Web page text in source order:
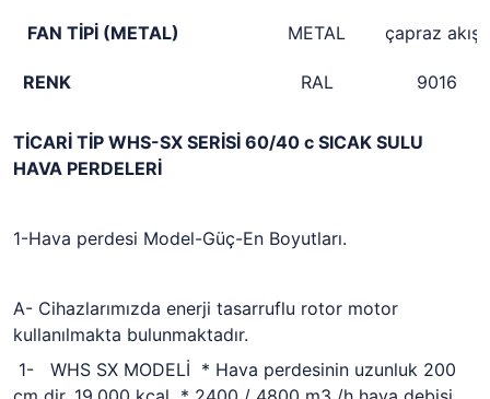
FAN TİPİ (METAL) METAL çapraz akışlı
RENK RAL 9016
TİCARİ TİP WHS-SX SERİSİ 60/40 c SICAK SULU
HAVA PERDELERİ
1-Hava perdesi Model-Güç-En Boyutları.
A- Cihazlarımızda enerji tasarruflu rotor motor
kullanılmakta bulunmaktadır.
1- WHS SX MODELİ * Hava perdesinin uzunluk 200